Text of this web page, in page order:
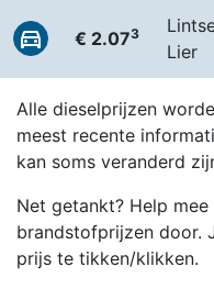
€ 2.073
Lier
Alle dieselprijzen
meest recente
kan soms veranderd
Net getankt? Help
brandstofprijzen door.
prijs te tikken/klikken.